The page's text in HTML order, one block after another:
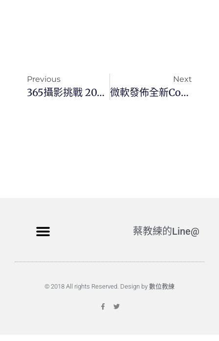
Previous
365攝影挑戰 20240519(日) 140/366 Day3043
Next
微軟發佈全新Copilot+ PC，開啟AI時代的新篇章
蔡教練的Line@
© 2018 All rights Reserved. Design by 數位教練